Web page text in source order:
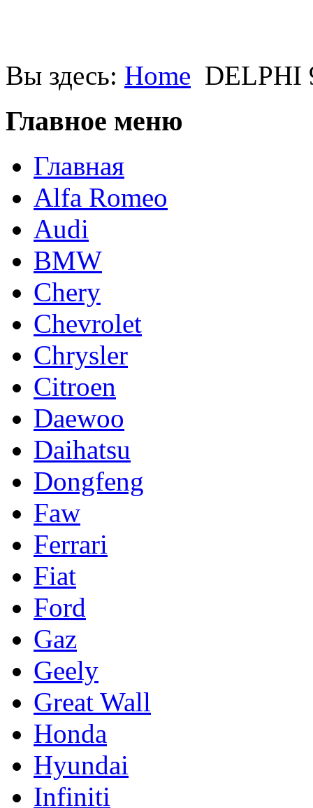
Вы здесь: Home DELPHI
Главное меню
Главная
Alfa Romeo
Audi
BMW
Chery
Chevrolet
Chrysler
Citroen
Daewoo
Daihatsu
Dongfeng
Faw
Ferrari
Fiat
Ford
Gaz
Geely
Great Wall
Honda
Hyundai
Infiniti